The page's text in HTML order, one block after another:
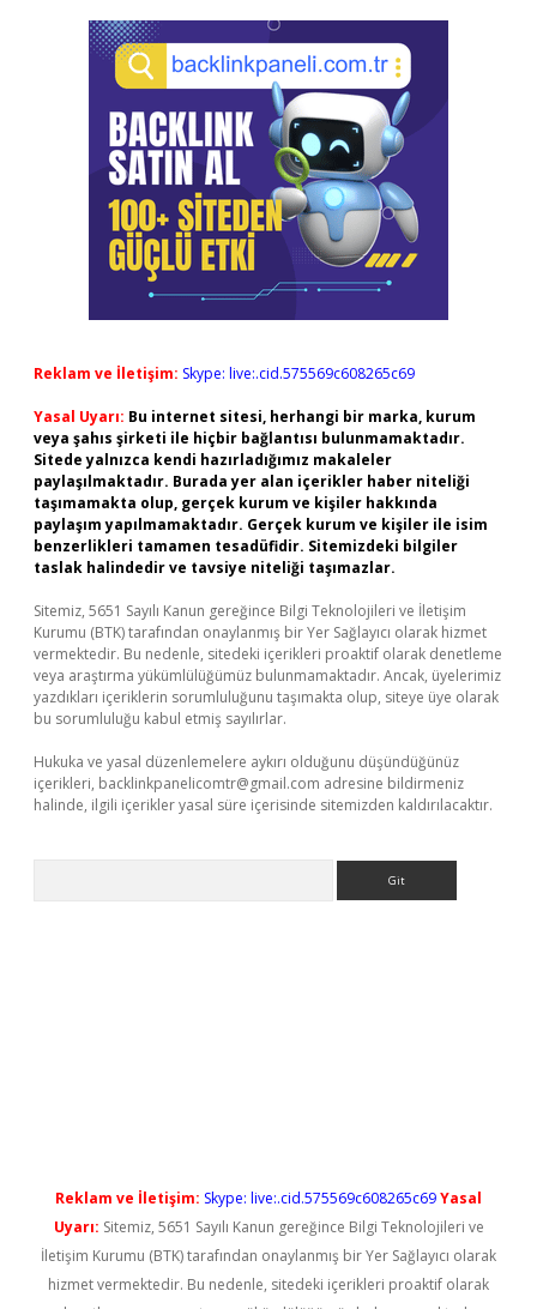
Reklam ve İletişim: Skype: live:.cid.575569c608265c69
Yasal Uyarı: Bu internet sitesi, herhangi bir marka, kurum
veya şahıs şirketi ile hiçbir bağlantısı bulunmamaktadır.
Sitede yalnızca kendi hazırladığımız makaleler
paylaşılmaktadır. Burada yer alan içerikler haber niteliği
taşımamakta olup, gerçek kurum ve kişiler hakkında
paylaşım yapılmamaktadır. Gerçek kurum ve kişiler ile isim
benzerlikleri tamamen tesadüfidir. Sitemizdeki bilgiler
taslak halindedir ve tavsiye niteliği taşımazlar.
Sitemiz, 5651 Sayılı Kanun gereğince Bilgi Teknolojileri ve İletişim
Kurumu (BTK) tarafından onaylanmış bir Yer Sağlayıcı olarak hizmet
vermektedir. Bu nedenle, sitedeki içerikleri proaktif olarak denetleme
veya araştırma yükümlülüğümüz bulunmamaktadır. Ancak, üyelerimiz
yazdıkları içeriklerin sorumluluğunu taşımakta olup, siteye üye olarak
bu sorumluluğu kabul etmiş sayılırlar.
Hukuka ve yasal düzenlemelere aykırı olduğunu düşündüğünüz
içerikleri, backlinkpanelicomtr@gmail.com adresine bildirmeniz
halinde, ilgili içerikler yasal süre içerisinde sitemizden kaldırılacaktır.
Reklam ve İletişim: Skype: live:.cid.575569c608265c69Yasal
Uyarı: Sitemiz, 5651 Sayılı Kanun gereğince Bilgi Teknolojileri ve
İletişim Kurumu (BTK) tarafından onaylanmış bir Yer Sağlayıcı olarak
hizmet vermektedir. Bu nedenle, sitedeki içerikleri proaktif olarak